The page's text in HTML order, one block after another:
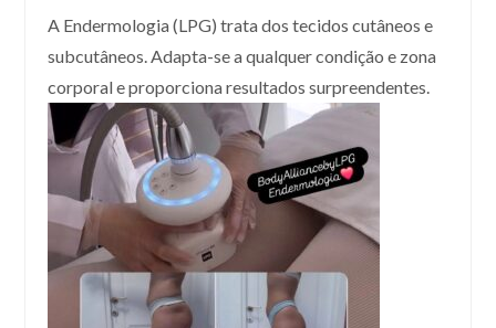
A Endermologia (LPG) trata dos tecidos cutâneos e
subcutâneos. Adapta-se a qualquer condição e zona
corporal e proporciona resultados surpreendentes.